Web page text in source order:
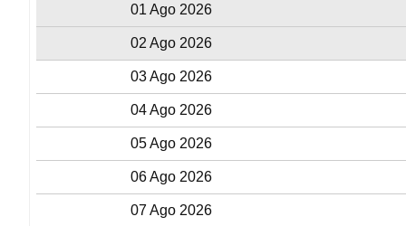
01 Ago 2026
02 Ago 2026
03 Ago 2026
04 Ago 2026
05 Ago 2026
06 Ago 2026
07 Ago 2026